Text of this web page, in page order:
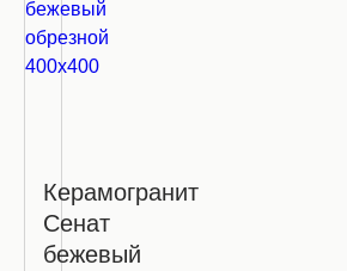
Керамогранит
Сенат
бежевый